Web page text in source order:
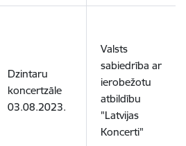
Dzintaru
koncertzāle
03.08.2023.
Valsts
sabiedrība ar
ierobežotu
atbildību
"Latvijas
Koncerti"